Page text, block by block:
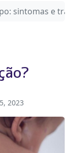
sintomas e
2023